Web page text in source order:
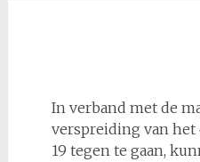
In verband met de
verspreiding van het
19 tegen te gaan,